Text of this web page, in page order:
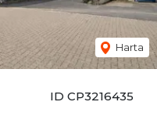
ID CP3216435
Harta